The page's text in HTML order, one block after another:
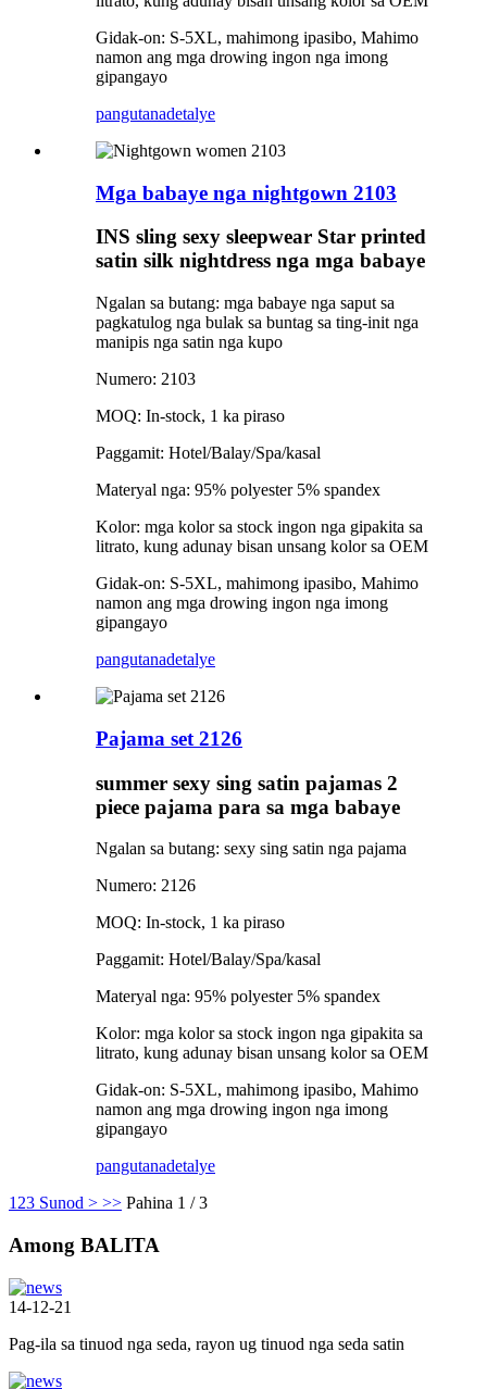
Gidak-on: S-5XL, mahimong ipasibo, Mahimo
namon ang mga drowing ingon nga imong
gipangayo
pangutanadetalye
Mga babaye nga nightgown 2103
INS sling sexy sleepwear Star printed
satin silk nightdress nga mga babaye
Ngalan sa butang: mga babaye nga saput sa
pagkatulog nga bulak sa buntag sa ting-init nga
manipis nga satin nga kupo
Numero: 2103
MOQ: In-stock, 1 ka piraso
Paggamit: Hotel/Balay/Spa/kasal
Materyal nga: 95% polyester 5% spandex
Kolor: mga kolor sa stock ingon nga gipakita sa
litrato, kung adunay bisan unsang kolor sa OEM
Gidak-on: S-5XL, mahimong ipasibo, Mahimo
namon ang mga drowing ingon nga imong
gipangayo
pangutanadetalye
Pajama set 2126
summer sexy sing satin pajamas 2
piece pajama para sa mga babaye
Ngalan sa butang: sexy sing satin nga pajama
Numero: 2126
MOQ: In-stock, 1 ka piraso
Paggamit: Hotel/Balay/Spa/kasal
Materyal nga: 95% polyester 5% spandex
Kolor: mga kolor sa stock ingon nga gipakita sa
litrato, kung adunay bisan unsang kolor sa OEM
Gidak-on: S-5XL, mahimong ipasibo, Mahimo
namon ang mga drowing ingon nga imong
gipangayo
pangutanadetalye
1 23 Sunod > >> Pahina 1 / 3
Among BALITA
14-12-21
Pag-ila sa tinuod nga seda, rayon ug tinuod nga seda satin